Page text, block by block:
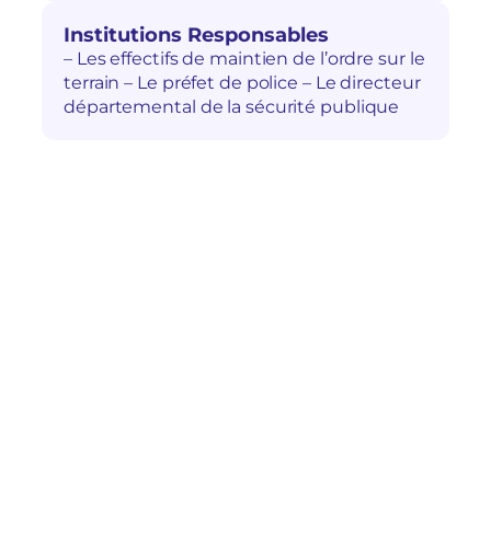
Institutions Responsables
– Les effectifs de maintien de l’ordre sur le
terrain – Le préfet de police – Le directeur
départemental de la sécurité publique